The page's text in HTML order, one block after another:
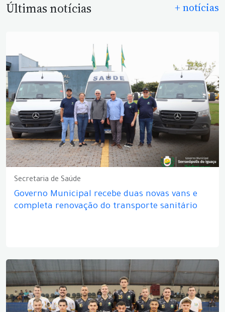
Últimas notícias + notícias
Secretaria de Saúde
Governo Municipal recebe duas novas vans e
completa renovação do transporte sanitário